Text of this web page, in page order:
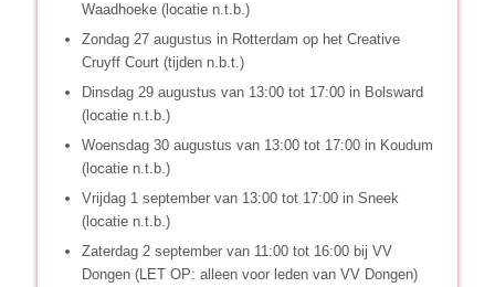
Waadhoeke (locatie n.t.b.)
Zondag 27 augustus in Rotterdam op het Creative
Cruyff Court (tijden n.b.t.)
Dinsdag 29 augustus van 13:00 tot 17:00 in Bolsward
(locatie n.t.b.)
Woensdag 30 augustus van 13:00 tot 17:00 in Koudum
(locatie n.t.b.)
Vrijdag 1 september van 13:00 tot 17:00 in Sneek
(locatie n.t.b.)
Zaterdag 2 september van 11:00 tot 16:00 bij VV
Dongen (LET OP: alleen voor leden van VV Dongen)